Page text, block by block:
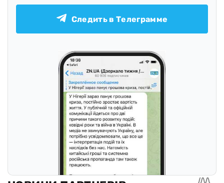
Следить в Телеграмме